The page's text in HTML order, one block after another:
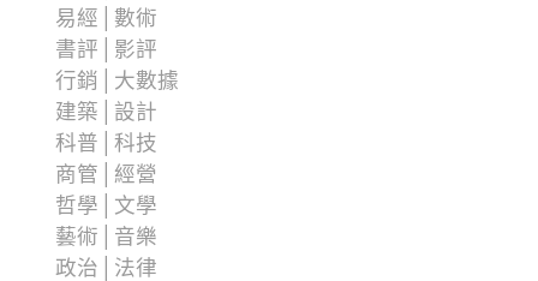
易經│數術
書評│影評
行銷│大數據
建築│設計
科普│科技
商管│經營
哲學│文學
藝術│音樂
政治│法律